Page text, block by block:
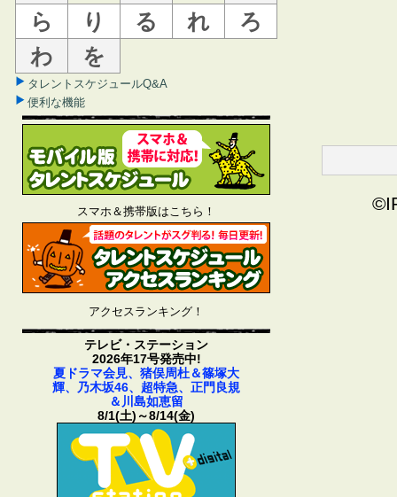
ら
り る れ
ろ
わ
を
タレントスケジュールQ&A
便利な機能
スマホ＆携帯版はこちら！
アクセスランキング！
テレビ・ステーション
2026年17号発売中!
夏ドラマ会見、猪俣周杜＆篠塚大
輝、乃木坂46、超特急、正門良規
＆川島如恵留
8/1(土)～8/14(金)